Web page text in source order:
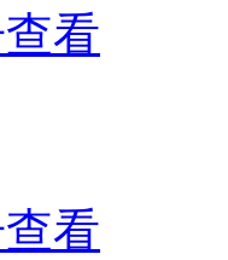
看
看